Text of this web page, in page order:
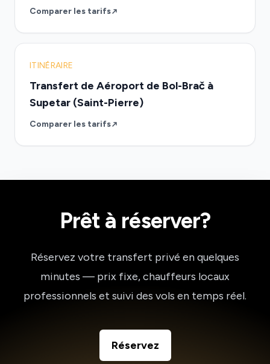
Comparer les tarifs
ITINÉRAIRE
Transfert de Aéroport de Bol-Brač à
Supetar (Saint-Pierre)
Comparer les tarifs
Prêt à réserver?
Réservez votre transfert privé en quelques
minutes — prix fixe, chauffeurs locaux
professionnels et suivi des vols en temps réel.
Réservez